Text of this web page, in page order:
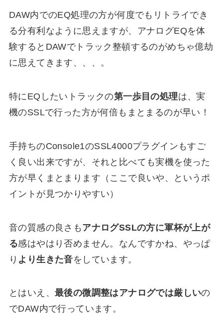
DAW内でのEQ処理の方が何度でもリトライでき
る分有利なように思えますが、アナログEQを体
験するとDAWでトラック整頓するのがめちゃ億劫
に思えてきます、、、。
特にEQしたいトラックの第一歩目の処理は、実
機のSSLで行った方が何倍もまとまるのが早い！
手持ちのConsole1のSSL4000プラグインもすご
く良い出来ですが、それと比べても実機を使った
方が早くまとまります（ここで良いや、というポ
イントが見つかりやすい）
音の質感の良さも アナログSSLの方に軍杯が上が
る感はやはり否めません。なんですかね、やっぱ
り より生きた音をしています。
とはいえ、 最後の微調整はアナログでは厳しいの
でDAW内で行っています。